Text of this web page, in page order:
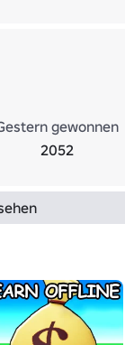
gewonnen
2052